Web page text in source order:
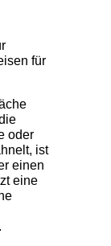
für
oder
ist
einen
eine